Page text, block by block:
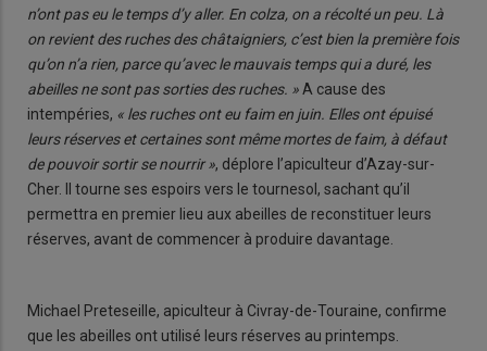
n’ont pas eu le temps d’y aller. En colza, on a récolté un peu. Là
on revient des ruches des châtaigniers, c’est bien la première fois
qu’on n’a rien, parce qu’avec le mauvais temps qui a duré, les
abeilles ne sont pas sorties des ruches. »A cause des
intempéries, « les ruches ont eu faim en juin. Elles ont épuisé
leurs réserves et certaines sont même mortes de faim, à défaut
de pouvoir sortir se nourrir », déplore l’apiculteur d’Azay-sur-
Cher. Il tourne ses espoirs vers le tournesol, sachant qu’il
permettra en premier lieu aux abeilles de reconstituer leurs
réserves, avant de commencer à produire davantage.
Michael Preteseille, apiculteur à Civray-de-Touraine, confirme
que les abeilles ont utilisé leurs réserves au printemps.